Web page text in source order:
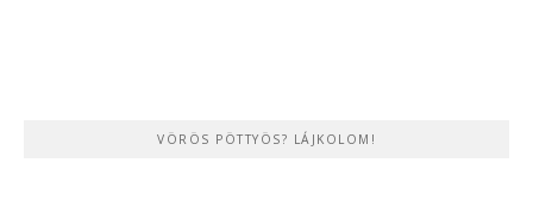
VÖRÖS PÖTTYÖS? LÁJKOLOM!